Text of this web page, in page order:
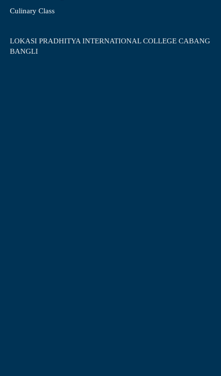
Culinary Class
LOKASI PRADHITYA INTERNATIONAL COLLEGE CABANG
BANGLI